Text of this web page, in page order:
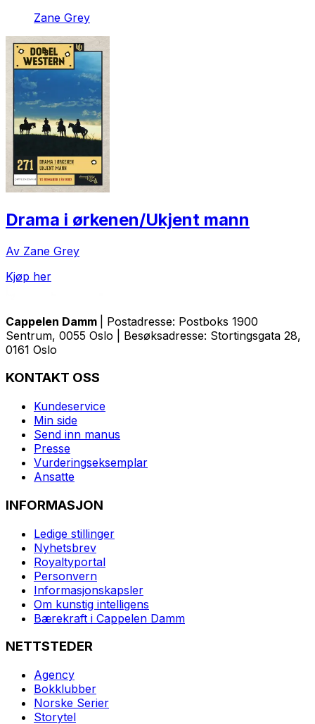
Zane Grey
Drama i ørkenen/Ukjent mann
Av Zane Grey
Kjøp her
Cappelen Damm
| Postadresse: Postboks 1900
Sentrum, 0055 Oslo | Besøksadresse: Stortingsgata 28,
0161 Oslo
KONTAKT OSS
Kundeservice
Min side
Send inn manus
Presse
Vurderingseksemplar
Ansatte
INFORMASJON
Ledige stillinger
Nyhetsbrev
Royaltyportal
Personvern
Informasjonskapsler
Om kunstig intelligens
Bærekraft i Cappelen Damm
NETTSTEDER
Agency
Bokklubber
Norske Serier
Storytel